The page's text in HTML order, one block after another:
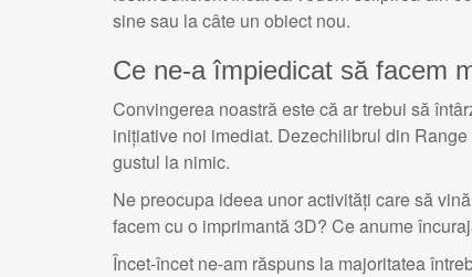
sine sau la câte un obiect nou.
Ce ne-a împiedicat să facem
Convingerea noastră este că ar trebui să
inițiative noi imediat. Dezechilibrul din
gustul la nimic.
Ne preocupa ideea unor activități care să
facem cu o imprimantă 3D? Ce anume
Încet-încet ne-am răspuns la majoritatea